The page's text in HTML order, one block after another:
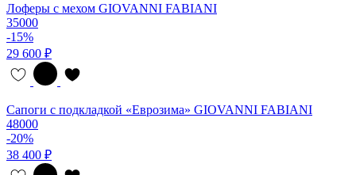
Лоферы с мехом GIOVANNI FABIANI
35000
-15%
29 600 ₽
Сапоги с подкладкой «Еврозима» GIOVANNI FABIANI
48000
-20%
38 400 ₽